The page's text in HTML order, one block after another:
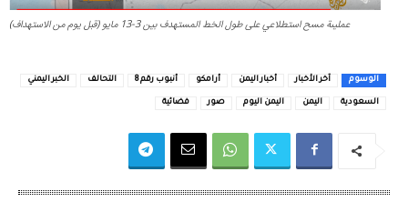
عمليىة مسح استطلاعي على طول الخط المستهدف بين 3-13 مايو (قبل يوم من الاستهداف)
الوسوم آخر الأخبار أخبار اليمن أرامكو أنبوب رقم 8 التحالف الخبر اليمني
السعودية اليمن اليمن اليوم صور فضائية